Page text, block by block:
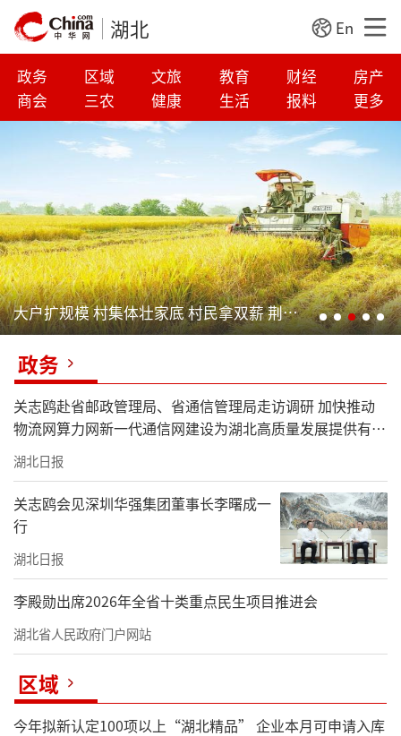
湖北 En
政务 区域 文旅 教育 财经
房产
商会
三农 健康 生活 报料 更多
大户扩规模 村集体壮家底 村民拿双薪 荆州七成永久基本农田升级换代
政务
关志鸥赴省邮政管理局、省通信管理局走访调研 加快推动
物流网算力网新一代通信网建设为湖北高质量发展提供有力
支撑
湖北日报
关志鸥会见深圳华强集团董事长李曙成一
行
湖北日报
李殿勋出席2026年全省十类重点民生项目推进会
湖北省人民政府门户网站
区域
今年拟新认定100项以上“湖北精品” 企业本月可申请入库